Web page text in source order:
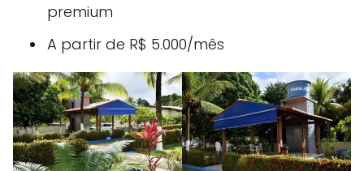
premium
A partir de R$ 5.000/mês